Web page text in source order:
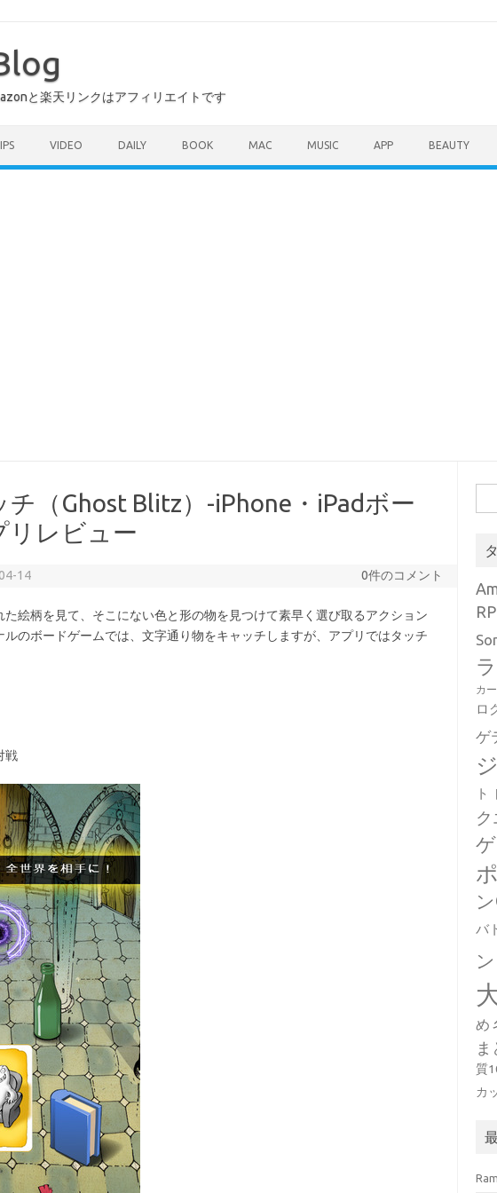
と楽天リンクはアフィリエイトです
VIDEO DAILY BOOK MAC MUSIC APP BEAUTY
（Ghost Blitz）-iPhone・iPadボー
リレビュー
14 0件のコメント
た絵柄を見て、そこにない色と形の物を見つけて素早く選び取るアクション
ルのボードゲームでは、文字通り物をキャッチしますが、アプリではタッチ
戦
索:
カ
ロ
ゲ
ト
バ
め
質
カ